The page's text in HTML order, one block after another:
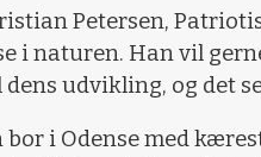
Petersen,
i naturen. Han vil
udvikling, og det
i Odense med